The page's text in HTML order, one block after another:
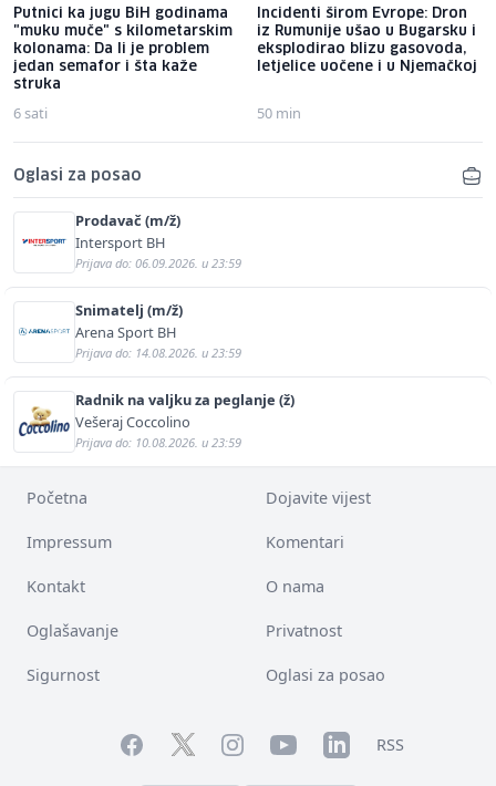
Putnici ka jugu BiH godinama
"muku muče" s kilometarskim
kolonama: Da li je problem
jedan semafor i šta kaže
struka
6 sati
Incidenti širom Evrope: Dron
iz Rumunije ušao u Bugarsku i
eksplodirao blizu gasovoda,
letjelice uočene i u Njemačkoj
50 min
Oglasi za posao
Prodavač (m/ž)
Intersport BH
Prijava do: 06.09.2026. u 23:59
Snimatelj (m/ž)
Arena Sport BH
Prijava do: 14.08.2026. u 23:59
Radnik na valjku za peglanje (ž)
Vešeraj Coccolino
Prijava do: 10.08.2026. u 23:59
Početna Dojavite vijest
Impressum Komentari
Kontakt O nama
Oglašavanje Privatnost
Sigurnost Oglasi za posao
FacebookTwitterInstagramYouTubeLinkedInRSS